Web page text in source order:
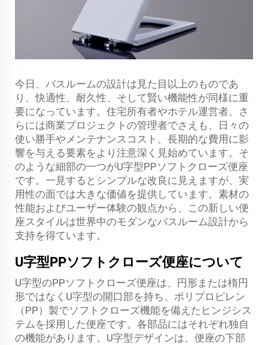
今日、バスルームの設計は見た目以上のものであ
り、快適性、耐久性、そして賢い機能性が同様に重
要になっています。住宅所有者やホテル運営者、さ
らには商業プロジェクトの管理者でさえも、日々の
使い勝手やメンテナンスコスト、長期的な費用に影
響を与える要素をより注意深く見始めています。そ
のような細部の一つがU字型PPソフトクローズ便座
です。一見するとシンプルな改良に見えますが、実
用性の面では大きな価値を提供しています。素材の
性能およびユーザー体験の観点から、この新しい便
座スタイルは世界中のモダンなバスルーム設計から
支持を得ています。
U字型PPソフトクローズ便座について
U字型のPPソフトクローズ便座は、円形または楕円
形ではなくU字型の開口部を持ち、ポリプロピレン
（PP）製でソフトクローズ機能を備えたヒンジシス
テムを採用した便座です。各部品にはそれぞれ独自
の機能があります。U字型デザインは、便座の下部